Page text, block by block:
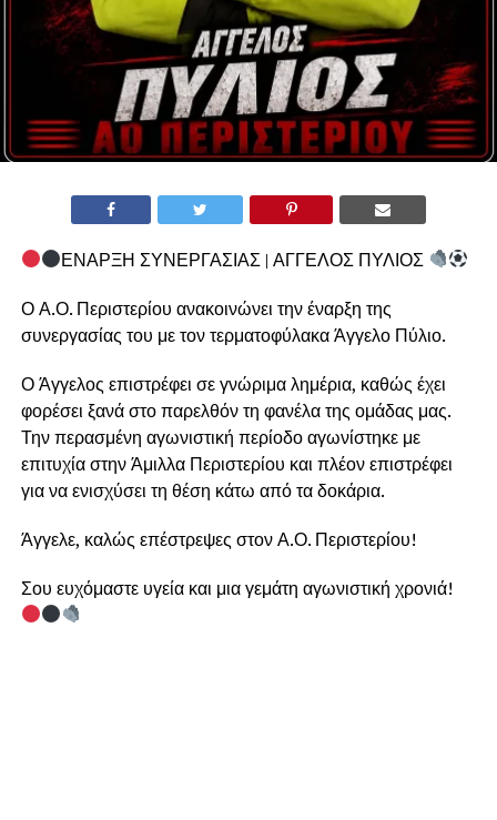
ΕΝΑΡΞΗ ΣΥΝΕΡΓΑΣΙΑΣ | ΑΓΓΕΛΟΣ ΠΥΛΙΟΣ
Ο Α.Ο. Περιστερίου ανακοινώνει την έναρξη της
συνεργασίας του με τον τερματοφύλακα Άγγελο Πύλιο.
Ο Άγγελος επιστρέφει σε γνώριμα λημέρια, καθώς έχει
φορέσει ξανά στο παρελθόν τη φανέλα της ομάδας μας.
Την περασμένη αγωνιστική περίοδο αγωνίστηκε με
επιτυχία στην Άμιλλα Περιστερίου και πλέον επιστρέφει
για να ενισχύσει τη θέση κάτω από τα δοκάρια.
Άγγελε, καλώς επέστρεψες στον Α.Ο. Περιστερίου!
Σου ευχόμαστε υγεία και μια γεμάτη αγωνιστική χρονιά!